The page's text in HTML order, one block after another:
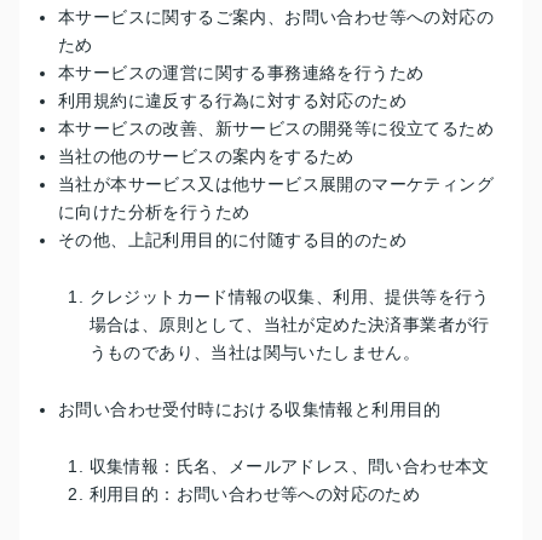
本サービスに関するご案内、お問い合わせ等への対応の
ため
本サービスの運営に関する事務連絡を行うため
利用規約に違反する行為に対する対応のため
本サービスの改善、新サービスの開発等に役立てるため
当社の他のサービスの案内をするため
当社が本サービス又は他サービス展開のマーケティング
に向けた分析を行うため
その他、上記利用目的に付随する目的のため
クレジットカード情報の収集、利用、提供等を行う
場合は、原則として、当社が定めた決済事業者が行
うものであり、当社は関与いたしません。
お問い合わせ受付時における収集情報と利用目的
収集情報：氏名、メールアドレス、問い合わせ本文
利用目的：お問い合わせ等への対応のため